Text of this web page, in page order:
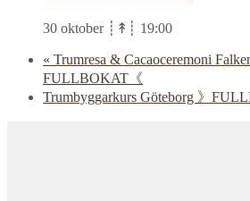
30 oktober ┊↟┊ 19:00
« Trumresa & Cacaoceremoni
FULLBOKAT《
Trumbyggarkurs Göteborg 》